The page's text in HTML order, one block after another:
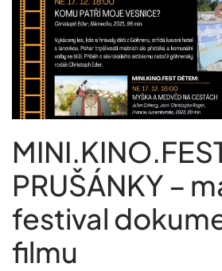
PRUŠÁNKY –
festival
filmu